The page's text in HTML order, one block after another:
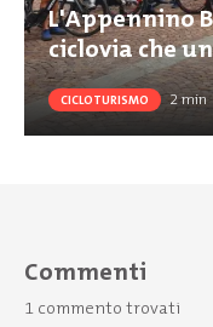
L'Appennino
ciclovia che
CICLOTURISMO 2min
Commenti
1 commento trovati